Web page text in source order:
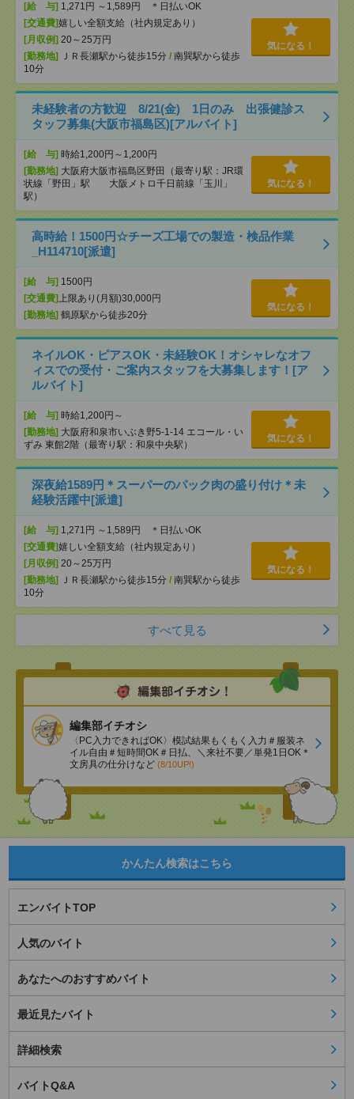
[給 与] 1,271円 ～1,589円 ＊日払いOK
[交通費]嬉しい全額支給（社内規定あり）
[月収例] 20～25万円
[勤務地]
ＪＲ長瀬駅から徒歩15分 / 南巽駅から徒歩
10分
気になる！
未経験者の方歓迎 8/21(金) 1日のみ 出張健診ス
タッフ募集(大阪市福島区)[アルバイト]
[給 与] 時給1,200円～1,200円
[勤務地] 大阪府大阪市福島区野田（最寄り駅：JR環
状線「野田」駅 大阪メトロ千日前線「玉川」
駅）
気になる！
高時給！1500円☆チーズ工場での製造・検品作業
_H114710[派遣]
[給 与] 1500円
[交通費] 上限あり(月額)30,000円
[勤務地] 鶴原駅から徒歩20分
気になる！
ネイルOK・ピアスOK・未経験OK！オシャレなオフ
ィスでの受付・ご案内スタッフを大募集します！[ア
ルバイト]
[給 与] 時給1,200円～
[勤務地] 大阪府和泉市いぶき野5-1-14 エコール・い
ずみ 東館2階（最寄り駅：和泉中央駅）
気になる！
深夜給1589円＊スーパーのパック肉の盛り付け＊未
経験活躍中[派遣]
[給 与] 1,271円 ～1,589円 ＊日払いOK
[交通費]嬉しい全額支給（社内規定あり）
[月収例] 20～25万円
[勤務地]
ＪＲ長瀬駅から徒歩15分 / 南巽駅から徒歩
10分
気になる！
すべて見る
編集部イチオシ
〈PC入力できればOK〉模試結果もくもく入力＃服装ネ
イル自由＃短時間OK＃日払、＼来社不要／単発1日OK＊
文房具の仕分けなど (8/10UP!)
かんたん検索はこちら
エンバイトTOP
人気のバイト
あなたへのおすすめバイト
最近見たバイト
詳細検索
バイトQ&A